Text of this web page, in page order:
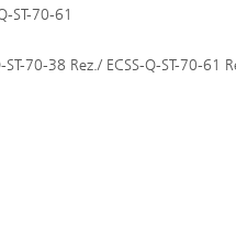
ST-70-61
70-38 Rez./ ECSS-Q-ST-70-61